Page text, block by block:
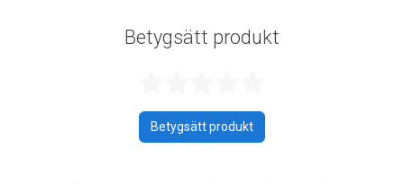
Betygsätt produkt
Betygsätt produkt